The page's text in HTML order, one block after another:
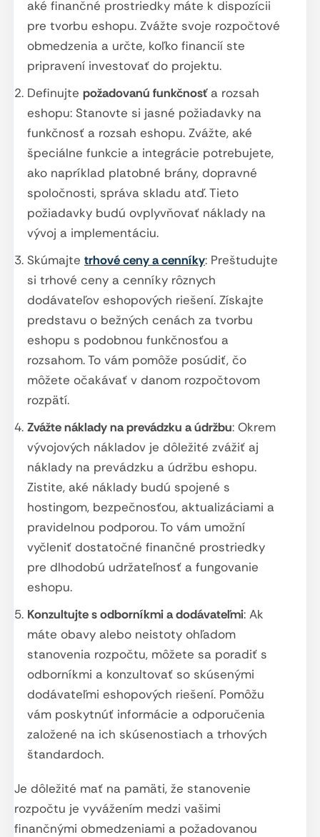
aké finančné prostriedky máte k dispozícii
pre tvorbu eshopu. Zvážte svoje rozpočtové
obmedzenia a určte, koľko financií ste
pripravení investovať do projektu.
Definujte požadovanú funkčnosťa rozsah
eshopu: Stanovte si jasné požiadavky na
funkčnosť a rozsah eshopu. Zvážte, aké
špeciálne funkcie a integrácie potrebujete,
ako napríklad platobné brány, dopravné
spoločnosti, správa skladu atď. Tieto
požiadavky budú ovplyvňovať náklady na
vývoj a implementáciu.
Skúmajte trhové ceny a cenníky: Preštudujte
si trhové ceny a cenníky rôznych
dodávateľov eshopových riešení. Získajte
predstavu o bežných cenách za tvorbu
eshopu s podobnou funkčnosťou a
rozsahom. To vám pomôže posúdiť, čo
môžete očakávať v danom rozpočtovom
rozpätí.
Zvážte náklady na prevádzku a údržbu: Okrem
vývojových nákladov je dôležité zvážiť aj
náklady na prevádzku a údržbu eshopu.
Zistite, aké náklady budú spojené s
hostingom, bezpečnosťou, aktualizáciami a
pravidelnou podporou. To vám umožní
vyčleniť dostatočné finančné prostriedky
pre dlhodobú udržateľnosť a fungovanie
eshopu.
Konzultujte s odborníkmi a dodávateľmi: Ak
máte obavy alebo neistoty ohľadom
stanovenia rozpočtu, môžete sa poradiť s
odborníkmi a konzultovať so skúsenými
dodávateľmi eshopových riešení. Pomôžu
vám poskytnúť informácie a odporučenia
založené na ich skúsenostiach a trhových
štandardoch.
Je dôležité mať na pamäti, že stanovenie
rozpočtu je vyvážením medzi vašimi
finančnými obmedzeniami a požadovanou